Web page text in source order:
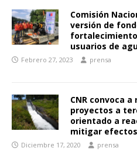
Comisión
versión de
usuarios de
Febrero 27, 2023 prensa
CNR convoca
proyectos a
orientado a
mitigar efectos
Diciembre 17, 2020 prensa